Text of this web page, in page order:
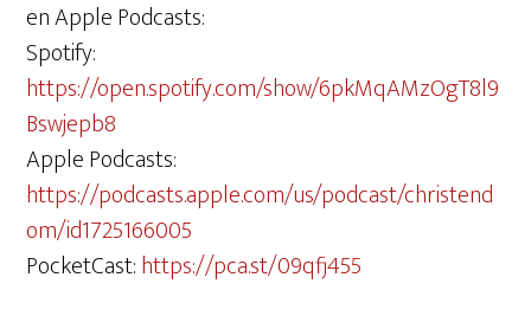
en Apple Podcasts:
Spotify:
https://open.spotify.com/show/6pkMqAMzOgT8l9
Bswjepb8
Apple Podcasts:
https://podcasts.apple.com/us/podcast/christend
om/id1725166005
PocketCast:https://pca.st/09qfj455